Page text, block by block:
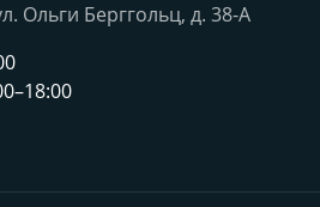
Ольги Берггольц, д. 38-А